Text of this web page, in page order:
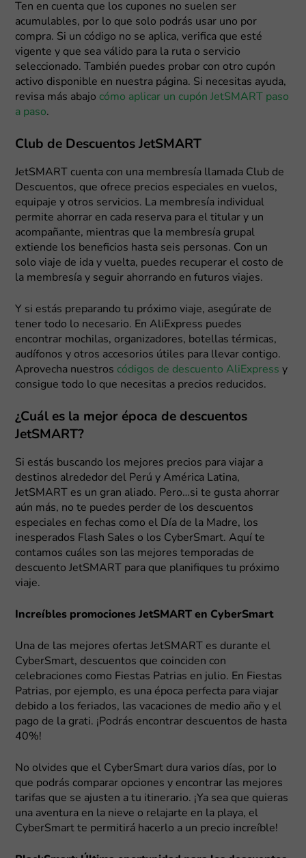
Ten en cuenta que los cupones no suelen ser
acumulables, por lo que solo podrás usar uno por
compra. Si un código no se aplica, verifica que esté
vigente y que sea válido para la ruta o servicio
seleccionado. También puedes probar con otro cupón
activo disponible en nuestra página. Si necesitas ayuda,
revisa más abajo cómo aplicar un cupón JetSMART paso
a paso.
Club de Descuentos JetSMART
JetSMART cuenta con una membresía llamada Club de
Descuentos, que ofrece precios especiales en vuelos,
equipaje y otros servicios. La membresía individual
permite ahorrar en cada reserva para el titular y un
acompañante, mientras que la membresía grupal
extiende los beneficios hasta seis personas. Con un
solo viaje de ida y vuelta, puedes recuperar el costo de
la membresía y seguir ahorrando en futuros viajes.
Y si estás preparando tu próximo viaje, asegúrate de
tener todo lo necesario. En AliExpress puedes
encontrar mochilas, organizadores, botellas térmicas,
audífonos y otros accesorios útiles para llevar contigo.
Aprovecha nuestros códigos de descuento AliExpress y
consigue todo lo que necesitas a precios reducidos.
¿Cuál es la mejor época de descuentos
JetSMART?
Si estás buscando los mejores precios para viajar a
destinos alrededor del Perú y América Latina,
JetSMART es un gran aliado. Pero…si te gusta ahorrar
aún más, no te puedes perder de los descuentos
especiales en fechas como el Día de la Madre, los
inesperados Flash Sales o los CyberSmart. Aquí te
contamos cuáles son las mejores temporadas de
descuento JetSMART para que planifiques tu próximo
viaje.
Increíbles promociones JetSMART en CyberSmart
Una de las mejores ofertas JetSMART es durante el
CyberSmart, descuentos que coinciden con
celebraciones como Fiestas Patrias en julio. En Fiestas
Patrias, por ejemplo, es una época perfecta para viajar
debido a los feriados, las vacaciones de medio año y el
pago de la grati. ¡Podrás encontrar descuentos de hasta
40%!
No olvides que el CyberSmart dura varios días, por lo
que podrás comparar opciones y encontrar las mejores
tarifas que se ajusten a tu itinerario. ¡Ya sea que quieras
una aventura en la nieve o relajarte en la playa, el
CyberSmart te permitirá hacerlo a un precio increíble!